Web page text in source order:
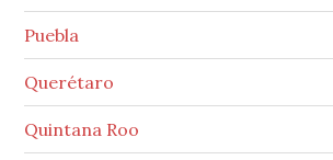
Puebla
Querétaro
Quintana Roo